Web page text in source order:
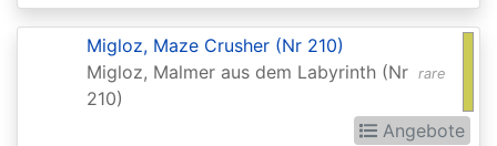
Commander
Commander
rare
Migloz, Maze Crusher (Nr 210)
Migloz, Malmer aus dem Labyrinth (Nr
210)
Angebote